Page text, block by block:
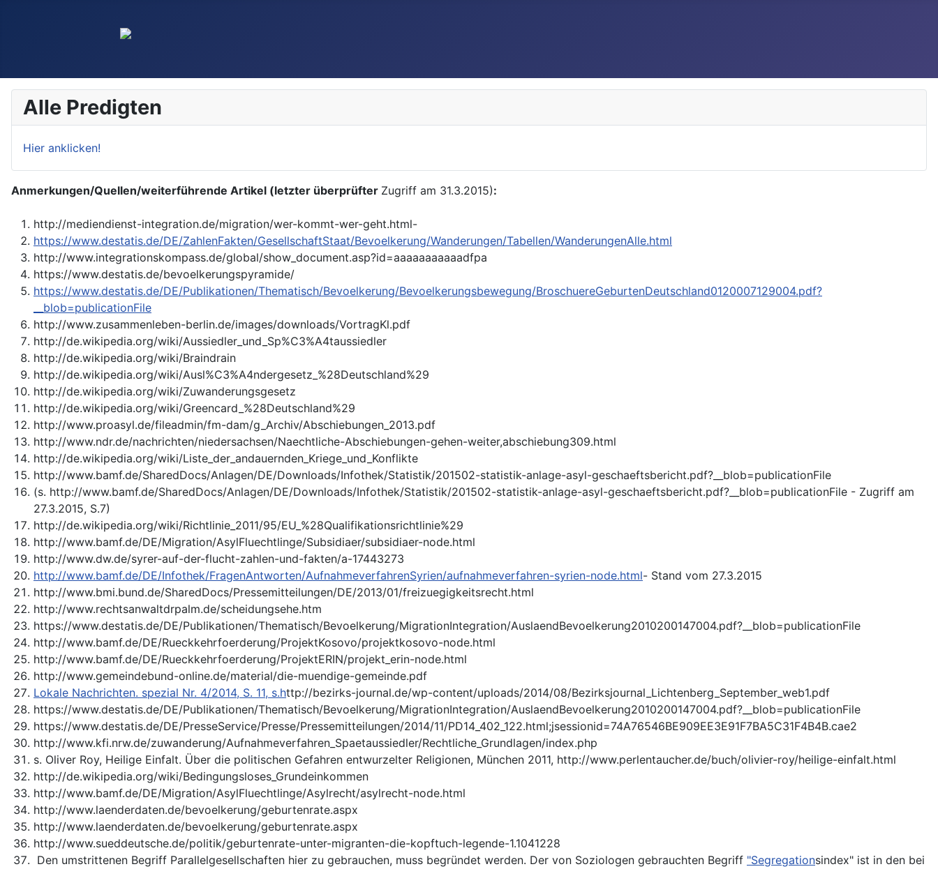
Alle Predigten
Hier anklicken!
Anmerkungen/Quellen/weiterführende Artikel (letzter überprüfter Zugriff am 31.3.2015):
http://mediendienst-integration.de/migration/wer-kommt-wer-geht.html-
https://www.destatis.de/DE/ZahlenFakten/GesellschaftStaat/Bevoelkerung/Wanderungen/Tabellen/WanderungenAlle.html
http://www.integrationskompass.de/global/show_document.asp?id=aaaaaaaaaaadfpa
https://www.destatis.de/bevoelkerungspyramide/
https://www.destatis.de/DE/Publikationen/Thematisch/Bevoelkerung/Bevoelkerungsbewegung/BroschuereGeburtenDeutschland0120007129004.pdf?
__blob=publicationFile
http://www.zusammenleben-berlin.de/images/downloads/VortragKl.pdf
http://de.wikipedia.org/wiki/Aussiedler_und_Sp%C3%A4taussiedler
http://de.wikipedia.org/wiki/Braindrain
http://de.wikipedia.org/wiki/Ausl%C3%A4ndergesetz_%28Deutschland%29
http://de.wikipedia.org/wiki/Zuwanderungsgesetz
http://de.wikipedia.org/wiki/Greencard_%28Deutschland%29
http://www.proasyl.de/fileadmin/fm-dam/g_Archiv/Abschiebungen_2013.pdf
http://www.ndr.de/nachrichten/niedersachsen/Naechtliche-Abschiebungen-gehen-weiter,abschiebung309.html
http://de.wikipedia.org/wiki/Liste_der_andauernden_Kriege_und_Konflikte
http://www.bamf.de/SharedDocs/Anlagen/DE/Downloads/Infothek/Statistik/201502-statistik-anlage-asyl-geschaeftsbericht.pdf?__blob=publicationFile
(s. http://www.bamf.de/SharedDocs/Anlagen/DE/Downloads/Infothek/Statistik/201502-statistik-anlage-asyl-geschaeftsbericht.pdf?__blob=publicationFile - Zugriff am
27.3.2015, S.7)
http://de.wikipedia.org/wiki/Richtlinie_2011/95/EU_%28Qualifikationsrichtlinie%29
http://www.bamf.de/DE/Migration/AsylFluechtlinge/Subsidiaer/subsidiaer-node.html
http://www.dw.de/syrer-auf-der-flucht-zahlen-und-fakten/a-17443273
http://www.bamf.de/DE/Infothek/FragenAntworten/AufnahmeverfahrenSyrien/aufnahmeverfahren-syrien-node.html- Stand vom 27.3.2015
http://www.bmi.bund.de/SharedDocs/Pressemitteilungen/DE/2013/01/freizuegigkeitsrecht.html
http://www.rechtsanwaltdrpalm.de/scheidungsehe.htm
https://www.destatis.de/DE/Publikationen/Thematisch/Bevoelkerung/MigrationIntegration/AuslaendBevoelkerung2010200147004.pdf?__blob=publicationFile
http://www.bamf.de/DE/Rueckkehrfoerderung/ProjektKosovo/projektkosovo-node.html
http://www.bamf.de/DE/Rueckkehrfoerderung/ProjektERIN/projekt_erin-node.html
http://www.gemeindebund-online.de/material/die-muendige-gemeinde.pdf
Lokale Nachrichten. spezial Nr. 4/2014, S. 11, s.http://bezirks-journal.de/wp-content/uploads/2014/08/Bezirksjournal_Lichtenberg_September_web1.pdf
https://www.destatis.de/DE/Publikationen/Thematisch/Bevoelkerung/MigrationIntegration/AuslaendBevoelkerung2010200147004.pdf?__blob=publicationFile
https://www.destatis.de/DE/PresseService/Presse/Pressemitteilungen/2014/11/PD14_402_122.html;jsessionid=74A76546BE909EE3E91F7BA5C31F4B4B.cae2
http://www.kfi.nrw.de/zuwanderung/Aufnahmeverfahren_Spaetaussiedler/Rechtliche_Grundlagen/index.php
s. Oliver Roy, Heilige Einfalt. Über die politischen Gefahren entwurzelter Religionen, München 2011, http://www.perlentaucher.de/buch/olivier-roy/heilige-einfalt.html
http://de.wikipedia.org/wiki/Bedingungsloses_Grundeinkommen
http://www.bamf.de/DE/Migration/AsylFluechtlinge/Asylrecht/asylrecht-node.html
http://www.laenderdaten.de/bevoelkerung/geburtenrate.aspx
http://www.laenderdaten.de/bevoelkerung/geburtenrate.aspx
http://www.sueddeutsche.de/politik/geburtenrate-unter-migranten-die-kopftuch-legende-1.1041228
Den umstrittenen Begriff Parallelgesellschaften hier zu gebrauchen, muss begründet werden. Der von Soziologen gebrauchten Begriff "Segregationsindex" ist in den bei